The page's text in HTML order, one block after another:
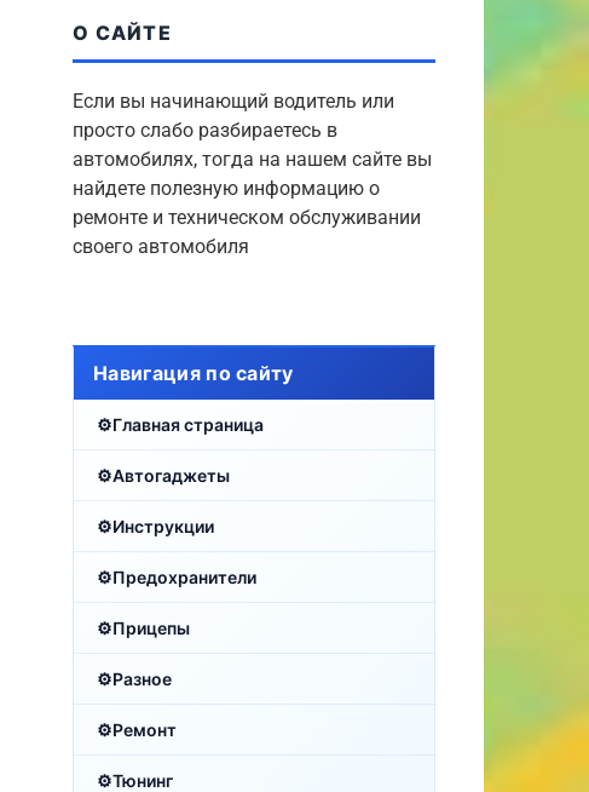
О САЙТЕ
Если вы начинающий водитель или
просто слабо разбираетесь в
автомобилях, тогда на нашем сайте вы
найдете полезную информацию о
ремонте и техническом обслуживании
своего автомобиля
Навигация по сайту
Главная страница
Автогаджеты
Инструкции
Предохранители
Прицепы
Разное
Ремонт
Тюнинг